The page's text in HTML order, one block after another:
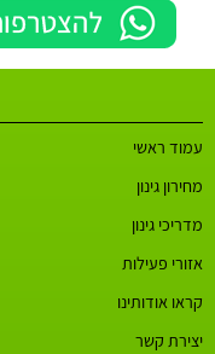
עמוד ראשי
מחירון גינון
מדריכי גינון
אזורי פעילות
קראו אודותינו
יצירת קשר